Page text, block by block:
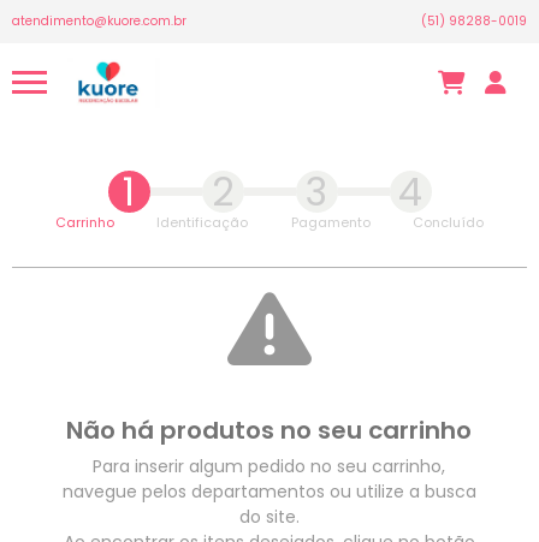
atendimento@kuore.com.br (51) 98288-0019
1 2 3 4
Carrinho Identificação Pagamento Concluído
Não há produtos no seu carrinho
Para inserir algum pedido no seu carrinho,
navegue pelos departamentos ou utilize a busca
do site.